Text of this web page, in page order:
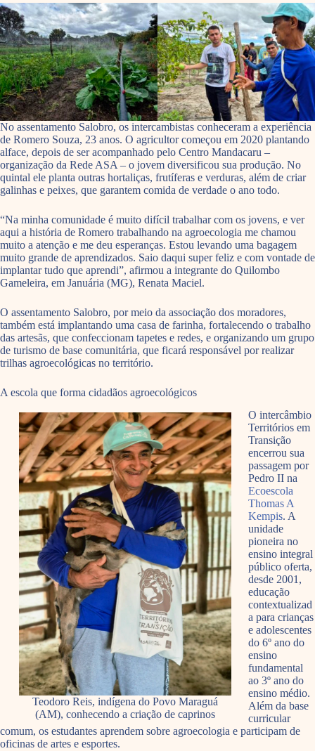
No assentamento Salobro, os intercambistas conheceram a experiência
de Romero Souza, 23 anos. O agricultor começou em 2020 plantando
alface, depois de ser acompanhado pelo Centro Mandacaru –
organização da Rede ASA – o jovem diversificou sua produção. No
quintal ele planta outras hortaliças, frutíferas e verduras, além de criar
galinhas e peixes, que garantem comida de verdade o ano todo.
“Na minha comunidade é muito difícil trabalhar com os jovens, e ver
aqui a história de Romero trabalhando na agroecologia me chamou
muito a atenção e me deu esperanças. Estou levando uma bagagem
muito grande de aprendizados. Saio daqui super feliz e com vontade de
implantar tudo que aprendi”, afirmou a integrante do Quilombo
Gameleira, em Januária (MG), Renata Maciel.
O assentamento Salobro, por meio da associação dos moradores,
também está implantando uma casa de farinha, fortalecendo o trabalho
das artesãs, que confeccionam tapetes e redes, e organizando um grupo
de turismo de base comunitária, que ficará responsável por realizar
trilhas agroecológicas no território.
A escola que forma cidadãos agroecológicos
Teodoro Reis, indígena do Povo Maraguá
(AM), conhecendo a criação de caprinos
O intercâmbio
Territórios em
Transição
encerrou sua
passagem por
Pedro II na
Ecoescola
Thomas A
Kempis. A
unidade
pioneira no
ensino integral
público oferta,
desde 2001,
educação
contextualizad
a para crianças
e adolescentes
do 6º ano do
ensino
fundamental
ao 3º ano do
ensino médio.
Além da base
curricular
comum, os estudantes aprendem sobre agroecologia e participam de
oficinas de artes e esportes.